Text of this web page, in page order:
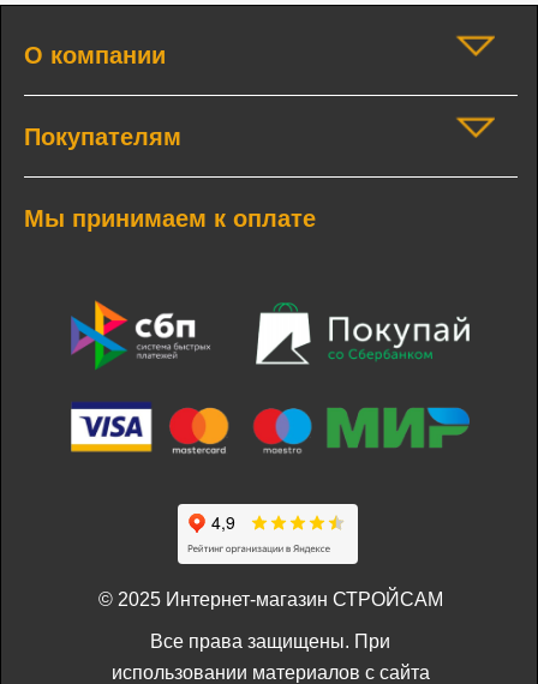
О компании
Покупателям
Мы принимаем к оплате
© 2025 Интернет-магазин СТРОЙСАМ
Все права защищены. При
использовании материалов с сайта